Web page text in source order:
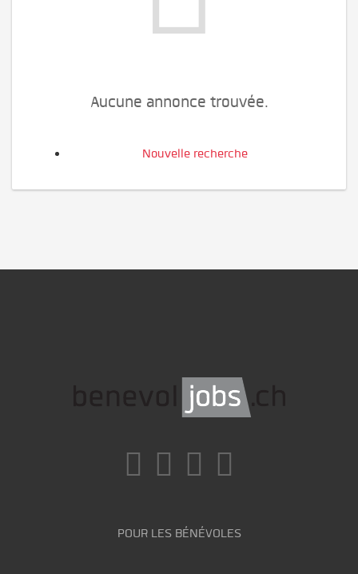
Aucune annonce trouvée.
Nouvelle recherche
POUR LES BÉNÉVOLES